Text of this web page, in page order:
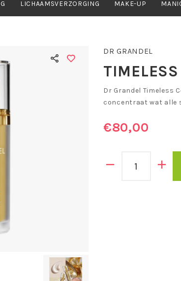
LICHAAMSVERZORGING MAKE-UP
DR GRANDEL
TIMELESS
Dr Grandel Timeless
concentraat wat alle
€80,00